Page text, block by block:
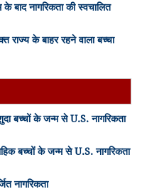
बाद नागरिकता की स्वचालित
राज्य के बाहर रहने वाला बच्चा
बच्चों के जन्म से U.S. नागरिकता
बच्चों के जन्म से U.S. नागरिकता
नागरिकता